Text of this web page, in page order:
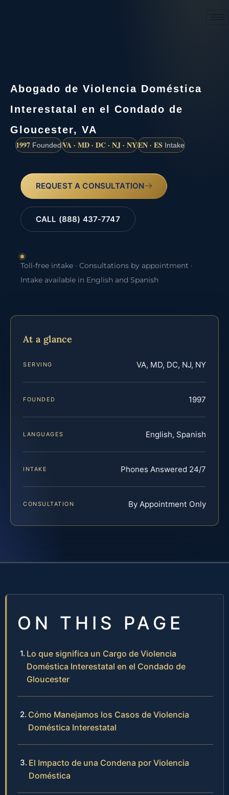
Abogado de Violencia Doméstica
Interestatal en el Condado de
Gloucester, VA
1997 FoundedVA · MD · DC · NJ · NYEN · ES Intake
REQUEST A CONSULTATION
CALL (888) 437-7747
Toll-free intake · Consultations by appointment ·
Intake available in English and Spanish
At a glance
SERVING VA, MD, DC, NJ, NY
FOUNDED 1997
LANGUAGES English, Spanish
INTAKE Phones Answered 24/7
CONSULTATION By Appointment Only
ON THIS PAGE
Lo que significa un Cargo de Violencia
Doméstica Interestatal en el Condado de
Gloucester
Cómo Manejamos los Casos de Violencia
Doméstica Interestatal
El Impacto de una Condena por Violencia
Doméstica